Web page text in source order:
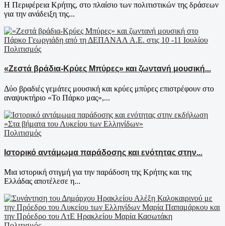
Η Περιφέρεια Κρήτης, στο πλαίσιο των πολιτιστικών της δράσεων
για την ανάδειξη της...
Πολιτισμός
«Ζεστά βράδια-Κρύες Μπύρες» και ζωντανή μουσική...
Δύο βραδιές γεμάτες μουσική και κρύες μπύρες επιστρέφουν στο
αναψυκτήριο «Το Πάρκο μας»,...
Πολιτισμός
Ιστορικό αντάμωμα παράδοσης και ενότητας στην...
Μια ιστορική στιγμή για την παράδοση της Κρήτης και της
Ελλάδας αποτέλεσε η...